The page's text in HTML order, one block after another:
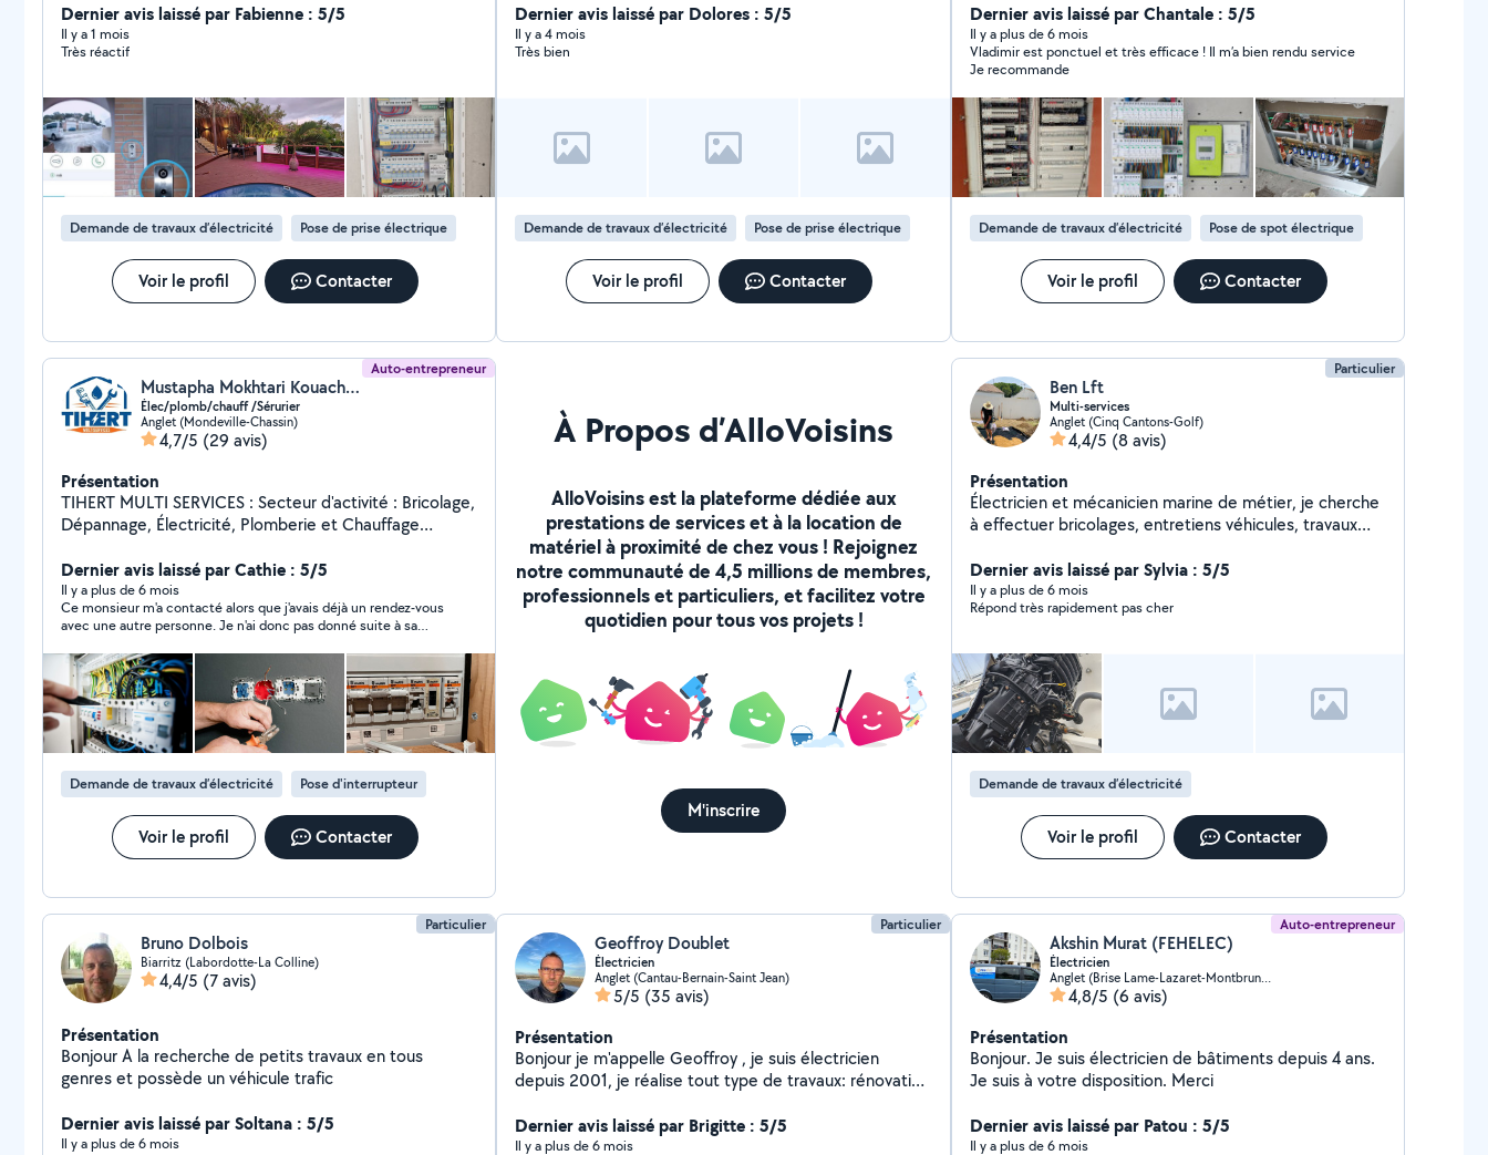
complète ou partielle. Je vous propose mon expertise
en illumination d'espace extérieur avec des solutions
lumineuses ruban LED en RGB ou CCT pour vos
votre sécurité vidéo surveillance ou/et la gestion
connectée de votre habitat domotique filaire KNX
Activité professionnelle couverte par une assurance en
RC Professionnelle et une responsabilité DECENNALE.
Dernier avis laissé par Fabienne : 5/5
Il y a 1 mois
Très réactif
Demande de travaux d’électricité Pose de prise électrique
Voir le profil Contacter
simples. Travail propre, rapide et soigné. N'hésitez pas
à me contacter !
Dernier avis laissé par Dolores : 5/5
Il y a 4 mois
Très bien
Demande de travaux d’électricité Pose de prise électrique
Voir le profil Contacter
Dernier avis laissé par Chantale : 5/5
Il y a plus de 6 mois
Vladimir est ponctuel et très efficace ! Il m’a bien rendu service
Je recommande
Demande de travaux d’électricité Pose de spot électrique
Voir le profil Contacter
Auto-entrepreneur
Mustapha Mokhtari Kouachi (TIHERT)
Élec/plomb/chauff /Sérurier
Anglet (Mondeville-Chassin)
4,7/5 (29 avis)
Présentation
TIHERT MULTI SERVICES : Secteur d'activité : Bricolage,
Dépannage, Électricité, Plomberie et Chauffage
spécialisée dans les services de bricolage et de
dépannage, proposant des solutions rapides, fiables et
adaptées aux besoins De ses clients. Forte d'une
équipe qualifiée et expérimentée, notre entreprise se
positionne comme un acteur clé dans l'entretien et la
réparation des installations électriques, de plomberie
et de chauffage, aussi bien pour les particuliers que
pour les professionnels. Nos services : 1. Électricité : D
normes des systèmes électriques. Remplacement
d'équipements (prises, interrupteurs, luminaires,
tableaux électriques). 2. Plomberie : Détection et
réparation de fuites. Débouchage et entretien des
canalisations. Installation et maintenance de systèmes
de plomberie 3. Chauffage : Installation et entretien de
5.Vitrerie Change tout type de vitre
Dernier avis laissé par Cathie : 5/5
Il y a plus de 6 mois
Ce monsieur m'a contacté alors que j'avais déjà un rendez-vous
avec une autre personne. Je n'ai donc pas donné suite à sa
Demande de travaux d’électricité Pose d'interrupteur
Voir le profil Contacter
À Propos d’AlloVoisins
AlloVoisins est la plateforme dédiée aux
prestations de services et à la location de
matériel à proximité de chez vous ! Rejoignez
notre communauté de 4,5 millions de membres,
professionnels et particuliers, et facilitez votre
quotidien pour tous vos projets !
M'inscrire
Particulier
Ben Lft
Multi-services
Anglet (Cinq Cantons-Golf)
4,4/5 (8 avis)
Présentation
Électricien et mécanicien marine de métier, je cherche
à effectuer bricolages, entretiens véhicules, travaux
Dernier avis laissé par Sylvia : 5/5
Il y a plus de 6 mois
Répond très rapidement pas cher
Demande de travaux d’électricité
Voir le profil Contacter
Particulier
Bruno Dolbois
Biarritz (Labordotte-La Colline)
4,4/5 (7 avis)
Présentation
Bonjour A la recherche de petits travaux en tous
genres et possède un véhicule trafic
Dernier avis laissé par Soltana : 5/5
Il y a plus de 6 mois
Particulier
Geoffroy Doublet
Électricien
Anglet (Cantau-Bernain-Saint Jean)
5/5 (35 avis)
Présentation
Bonjour je m'appelle Geoffroy , je suis électricien
depuis 2001, je réalise tout type de travaux: rénovation
Dernier avis laissé par Brigitte : 5/5
Il y a plus de 6 mois
Auto-entrepreneur
Akshin Murat (FEHELEC)
Électricien
Anglet (Brise Lame-Lazaret-Montbrun-Pignada)
4,8/5 (6 avis)
Présentation
Bonjour. Je suis électricien de bâtiments depuis 4 ans.
Je suis à votre disposition. Merci
Dernier avis laissé par Patou : 5/5
Il y a plus de 6 mois